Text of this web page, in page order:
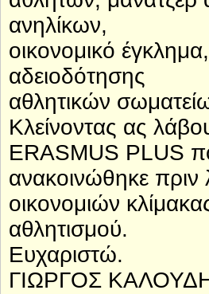
ανηλίκων,
οικονομικό
αδειοδότησης
αθλητικών
Κλείνοντας ας
ERASMUS PLUS
ανακοινώθηκε πριν
οικονομιών
αθλητισμού.
Ευχαριστώ.
ΓΙΩΡΓΟΣ